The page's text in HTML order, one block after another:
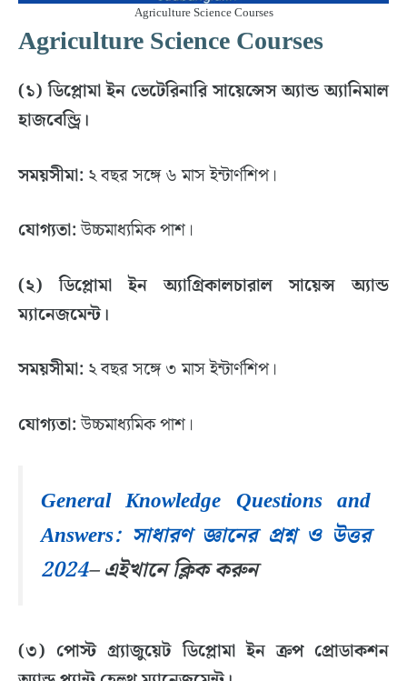
Agriculture Science Courses
Agriculture Science Courses
(১) ডিপ্লোমা ইন ভেটেরিনারি সায়েন্সেস অ্যান্ড অ্যানিমাল
হাজবেন্ড্রি।
সময়সীমা: ২ বছর সঙ্গে ৬ মাস ইন্টার্ণশিপ।
যোগ্যতা:উচ্চমাধ্যমিক পাশ।
(২) ডিপ্লোমা ইন অ্যাগ্রিকালচারাল সায়েন্স অ্যান্ড
ম্যানেজমেন্ট।
সময়সীমা: ২ বছর সঙ্গে ৩ মাস ইন্টার্ণশিপ।
যোগ্যতা:উচ্চমাধ্যমিক পাশ।
General Knowledge Questions and
Answers: সাধারণ জ্ঞানের প্রশ্ন ও উত্তর
2024– এইখানে ক্লিক করুন
(৩) পোস্ট গ্র্যাজুয়েট ডিপ্লোমা ইন ক্রপ প্রোডাকশন